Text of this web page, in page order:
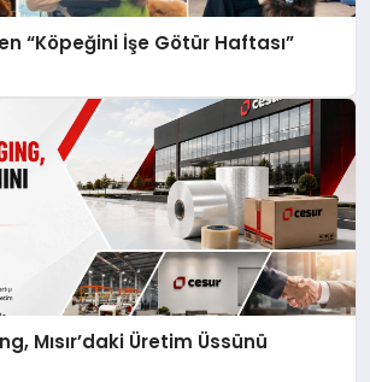
“Köpeğini İşe Götür Haftası”
Mısır’daki Üretim Üssünü